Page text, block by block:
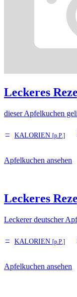
Leckeres
dieser Apfelkuchen
– KALORIEN [p.P.]
Apfelkuchen ansehen
Leckeres
Leckerer deutscher
– KALORIEN [p.P.]
Apfelkuchen ansehen